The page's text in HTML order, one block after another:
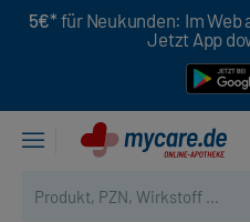
5€* für Neukunden: Im Web
Jetzt App